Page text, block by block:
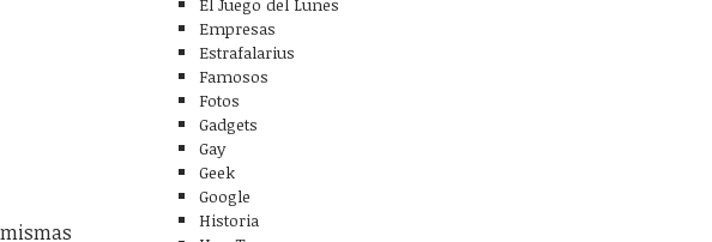
Empresas
Estrafalarius
Famosos
Fotos
Gadgets
Gay
Geek
Google
Historia